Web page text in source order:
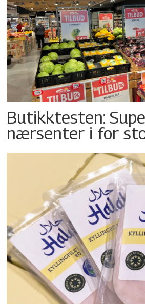
Butikktesten:
nærsenter i for